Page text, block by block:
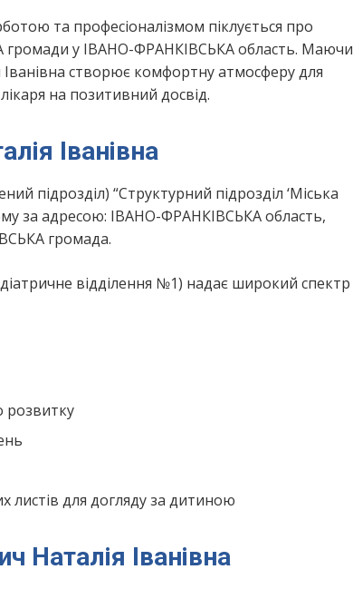
та професіоналізмом піклується про
громади у ІВАНО-ФРАНКІВСЬКА область. Маючи
створює комфортну атмосферу для
на позитивний досвід.
Іванівна
підрозділ) “Структурний підрозділ ‘Міська
за адресою: ІВАНО-ФРАНКІВСЬКА область,
громада.
відділення №1) надає широкий спектр
розвитку
листів для догляду за дитиною
Наталія Іванівна